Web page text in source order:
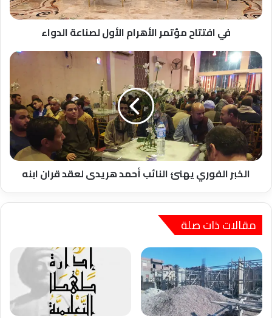
في افتتاح مؤتمر الأهرام الأول لصناعة الدواء
الخبر
الفوري
يهنئ
النائب
أحمد
هريدى
لعقد
قران
ابنه
الخبر الفوري يهنئ النائب أحمد هريدى لعقد قران ابنه
مقالات ذات صلة